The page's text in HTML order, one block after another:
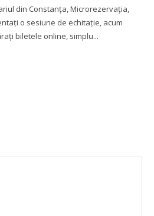
din Constanța, Microrezervația,
o sesiune de echitație, acum
biletele online, simplu...